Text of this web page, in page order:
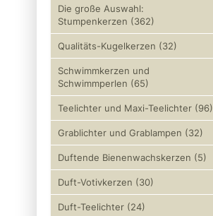
Die große Auswahl:
Stumpenkerzen (362)
Qualitäts-Kugelkerzen (32)
Schwimmkerzen und
Schwimmperlen (65)
Teelichter und Maxi-Teelichter (96)
Grablichter und Grablampen (32)
Duftende Bienenwachskerzen (5)
Duft-Votivkerzen (30)
Duft-Teelichter (24)